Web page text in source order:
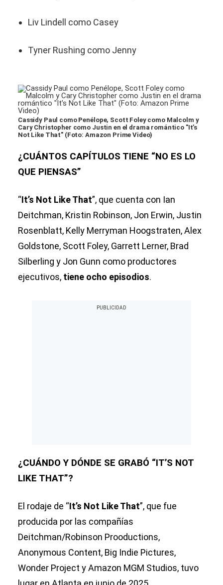
Liv Lindell como Casey
Tyner Rushing como Jenny
Cassidy Paul como Penélope, Scott Foley como Malcolm y
Cary Christopher como Justin en el drama romántico "It’s
Not Like That" (Foto: Amazon Prime Video)
¿CUÁNTOS CAPÍTULOS TIENE “NO ES LO
QUE PIENSAS”
“It’s Not Like That”, que cuenta con Ian
Deitchman, Kristin Robinson, Jon Erwin, Justin
Rosenblatt, Kelly Merryman Hoogstraten, Alex
Goldstone, Scott Foley, Garrett Lerner, Brad
Silberling y Jon Gunn como productores
ejecutivos, tiene ocho episodios.
¿CUÁNDO Y DÓNDE SE GRABÓ “IT’S NOT
LIKE THAT”?
El rodaje de “It’s Not Like That”, que fue
producida por las compañías
Deitchman/Robinson Prooductions,
Anonymous Content, Big Indie Pictures,
Wonder Project y Amazon MGM Studios, tuvo